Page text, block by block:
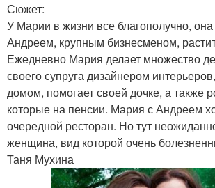
Сюжет:
У Марии в жизни все благополучно,
Андреем, крупным бизнесменом,
Ежедневно Мария делает множество
своего супруга дизайнером
домом, помогает своей дочке, а также
которые на пенсии. Мария с Андреем
очередной ресторан. Но тут
женщина, вид которой очень
Таня Мухина